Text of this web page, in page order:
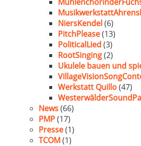
NiersKendel(6)
PitchPlease(13)
PoliticalLied (3)
RootSinging(2)
Ukulele bauen und
Werkstatt Quillo(47)
News(66)
PMP(17)
Presse(1)
TCOM(1)